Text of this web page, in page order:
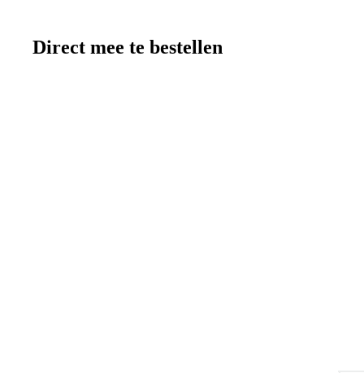
Direct mee te bestellen